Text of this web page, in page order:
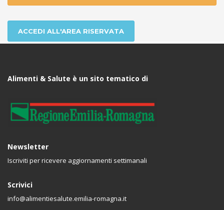
ACCEDI ALL'AREA RISERVATA
Alimenti & Salute è un sito tematico di
Newsletter
Iscriviti per ricevere aggiornamenti settimanali
Scrivici
info@alimentiesalute.emilia-romagna.it